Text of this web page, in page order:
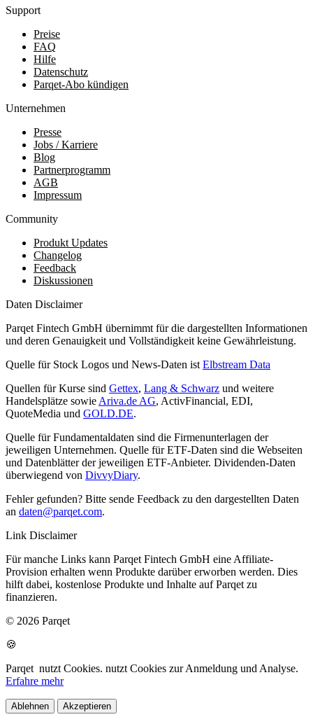
Support
Preise
FAQ
Hilfe
Datenschutz
Parqet-Abo kündigen
Unternehmen
Presse
Jobs / Karriere
Blog
Partnerprogramm
AGB
Impressum
Community
Produkt Updates
Changelog
Feedback
Diskussionen
Daten Disclaimer
Parqet Fintech GmbH übernimmt für die dargestellten Informationen
und deren Genauigkeit und Vollständigkeit keine Gewährleistung.
Quelle für Stock Logos und News-Daten ist Elbstream Data
Quellen für Kurse sind Gettex, Lang & Schwarz und weitere
Handelsplätze sowie Ariva.de AG, ActivFinancial, EDI,
QuoteMedia und GOLD.DE.
Quelle für Fundamentaldaten sind die Firmenunterlagen der
jeweiligen Unternehmen. Quelle für ETF-Daten sind die Webseiten
und Datenblätter der jeweiligen ETF-Anbieter. Dividenden-Daten
überwiegend von DivvyDiary.
Fehler gefunden? Bitte sende Feedback zu den dargestellten Daten
an daten@parqet.com.
Link Disclaimer
Für manche Links kann Parqet Fintech GmbH eine Affiliate-
Provision erhalten wenn Produkte darüber erworben werden. Dies
hilft dabei, kostenlose Produkte und Inhalte auf Parqet zu
finanzieren.
© 2026 Parqet
🍪
Parqet nutzt Cookies. nutzt Cookies zur Anmeldung und Analyse.
Erfahre mehr
Ablehnen Akzeptieren